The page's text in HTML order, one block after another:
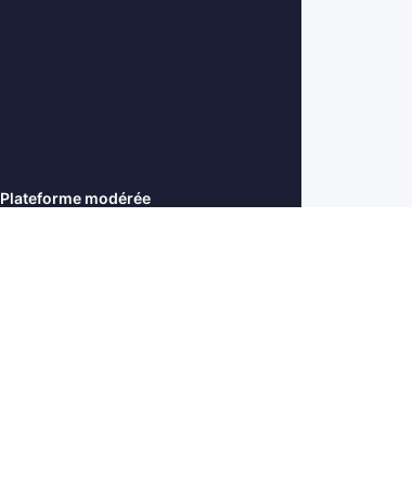
Plateforme modérée